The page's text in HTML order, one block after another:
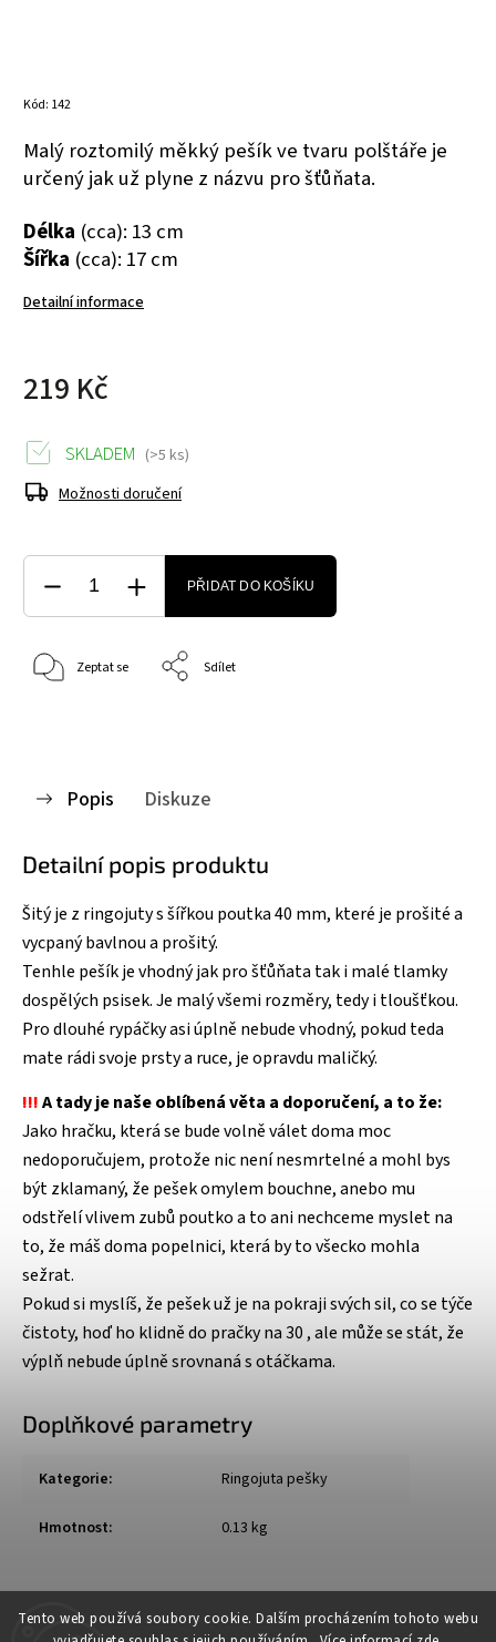
Tento web používá soubory cookie. Dalším procházením tohoto webu
Kód: 142
Malý roztomilý měkký pešík ve tvaru polštáře je
určený jak už plyne z názvu pro šťůňata.
Délka (cca): 13 cm
Šířka (cca): 17 cm
Detailní informace
219 Kč
SKLADEM (>5 ks)
Možnosti doručení
PŘIDAT DO KOŠÍKU
Zeptat se Sdílet
Popis Diskuze
Detailní popis produktu
Šitý je z ringojuty s šířkou poutka 40 mm, které je prošité a
vycpaný bavlnou a prošitý.
Tenhle pešík je vhodný jak pro šťůňata tak i malé tlamky
dospělých psisek. Je malý všemi rozměry, tedy i tloušťkou.
Pro dlouhé rypáčky asi úplně nebude vhodný, pokud teda
mate rádi svoje prsty a ruce, je opravdu maličký.
!!!A tady je naše oblíbená věta a doporučení, a to že:
Jako hračku, která se bude volně válet doma moc
nedoporučujem, protože nic není nesmrtelné a mohl bys
být zklamaný, že pešek omylem bouchne, anebo mu
odstřelí vlivem zubů poutko a to ani nechceme myslet na
to, že máš doma popelnici, která by to všecko mohla
sežrat.
Pokud si myslíš, že pešek už je na pokraji svých sil, co se týče
čistoty, hoď ho klidně do pračky na 30 , ale může se stát, že
výplň nebude úplně srovnaná s otáčkama.
Doplňkové parametry
Kategorie: Ringojuta pešky
Hmotnost: 0.13 kg